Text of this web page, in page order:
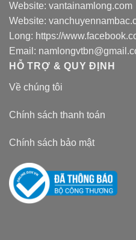
Website: vantainamlong.com
Website:
Long: https://
Email:
HỖ TRỢ & QUY ĐỊNH
Về chúng tôi
Chính sách thanh toán
Chính sách bảo mật